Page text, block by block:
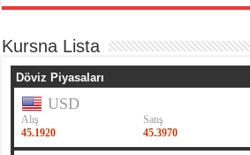
Kursna Lista